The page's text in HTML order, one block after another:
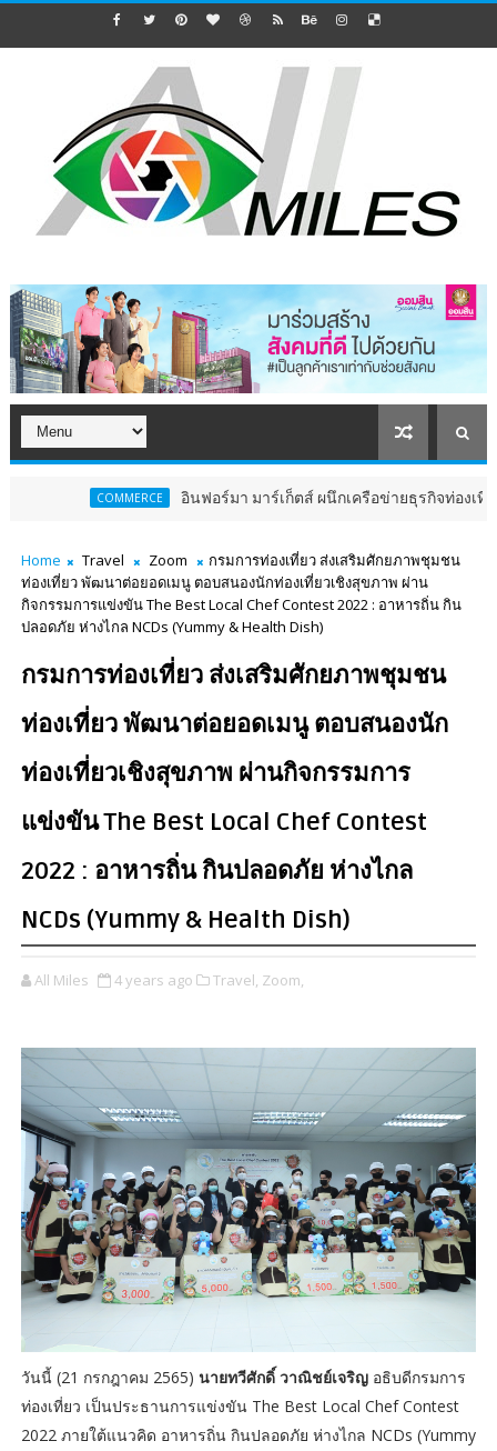
อินฟอร์มา มาร์เก็ตส์ ผนึกเครือข่ายธุรกิจท่องเที่ยว-บริการ จัด
Home Travel Zoom
กรมการท่องเที่ยว ส่งเสริมศักยภาพชุมชน
ท่องเที่ยว พัฒนาต่อยอดเมนู ตอบสนองนักท่องเที่ยวเชิงสุขภาพ ผ่าน
กิจกรรมการแข่งขัน The Best Local Chef Contest 2022 : อาหารถิ่น กิน
ปลอดภัย ห่างไกล NCDs (Yummy & Health Dish)
กรมการท่องเที่ยว ส่งเสริมศักยภาพชุมชน
ท่องเที่ยว พัฒนาต่อยอดเมนู ตอบสนองนัก
ท่องเที่ยวเชิงสุขภาพ ผ่านกิจกรรมการ
แข่งขัน The Best Local Chef Contest
2022 : อาหารถิ่น กินปลอดภัย ห่างไกล
NCDs (Yummy & Health Dish)
All Miles 4 years ago Travel, Zoom,
วันนี้ (21 กรกฎาคม 2565) นายทวีศักดิ์ วาณิชย์เจริญอธิบดีกรมการ
ท่องเที่ยว เป็นประธานการแข่งขัน The Best Local Chef Contest
2022 ภายใต้แนวคิด อาหารถิ่น กินปลอดภัย ห่างไกล NCDs (Yummy